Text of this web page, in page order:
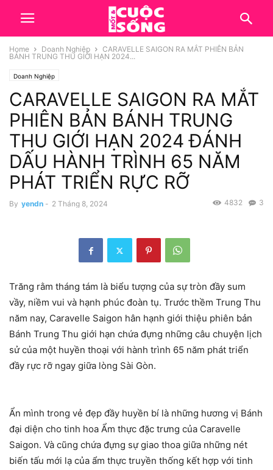
Home Doanh Nghiệp
CARAVELLE SAIGON RA MẮT PHIÊN BẢN
BÁNH TRUNG THU GIỚI HẠN 2024...
Doanh Nghiệp
CARAVELLE SAIGON RA MẮT
PHIÊN BẢN BÁNH TRUNG
THU GIỚI HẠN 2024 ĐÁNH
DẤU HÀNH TRÌNH 65 NĂM
PHÁT TRIỂN RỰC RỠ
By yendn - 2 Tháng 8, 2024 3
4832
Trăng rằm tháng tám là biểu tượng của sự tròn đầy sum
vầy, niềm vui và hạnh phúc đoàn tụ. Trước thềm Trung Thu
năm nay, Caravelle Saigon hân hạnh giới thiệu phiên bản
Bánh Trung Thu giới hạn chứa đựng những câu chuyện lịch
sử của một huyền thoại với hành trình 65 năm phát triển
đầy rực rỡ ngay giữa lòng Sài Gòn.
Ẩn mình trong vẻ đẹp đầy huyền bí là những hương vị Bánh
đại diện cho tinh hoa Ẩm thực đặc trưng của Caravelle
Saigon. Và cũng chứa đựng sự giao thoa giữa những nét
biến tấu mới lạ của ẩm thực truyền thống kết hợp với tinh